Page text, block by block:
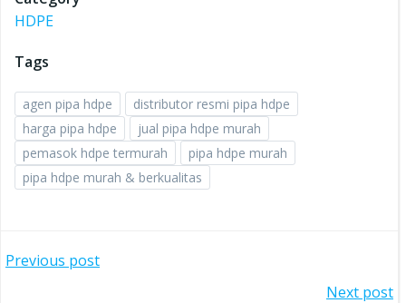
HDPE
Tags
agen pipa hdpe
distributor resmi pipa hdpe
harga pipa hdpe
jual pipa hdpe murah
pemasok hdpe termurah
pipa hdpe murah
pipa hdpe murah & berkualitas
Post
Previous post
Next post